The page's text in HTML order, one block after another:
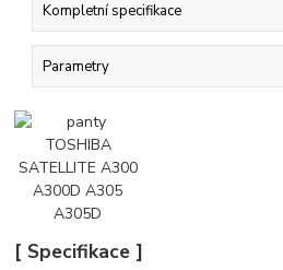
Kompletní specifikace
Parametry
[ Specifikace ]